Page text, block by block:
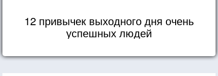
12 привычек выходного дня очень
успешных людей